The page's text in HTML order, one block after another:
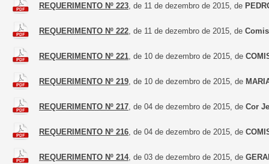
REQUERIMENTO Nº 223, de 11 de dezembro de 2015, de
REQUERIMENTO Nº 222, de 11 de dezembro de 2015, de
REQUERIMENTO Nº 221, de 10 de dezembro de 2015, de
REQUERIMENTO Nº 219, de 10 de dezembro de 2015, de
REQUERIMENTO Nº 217, de 04 de dezembro de 2015, de Cor
REQUERIMENTO Nº 216, de 04 de dezembro de 2015, de
REQUERIMENTO Nº 214, de 03 de dezembro de 2015, de